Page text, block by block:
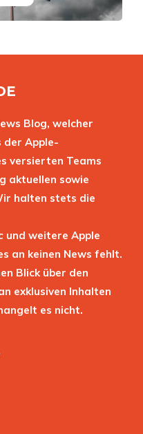
Blog, welcher
der Apple-
versierten Teams
aktuellen sowie
halten stets die
und weitere Apple
an keinen News fehlt.
Blick über den
exklusiven Inhalten
es nicht.